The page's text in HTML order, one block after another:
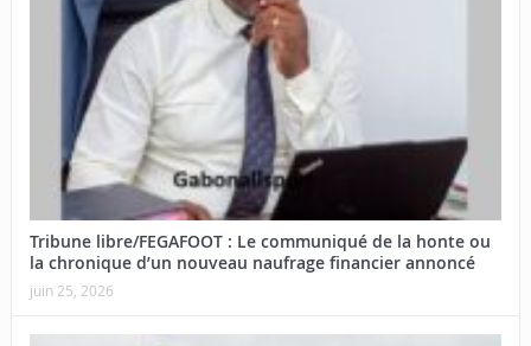
Tribune libre/FEGAFOOT : Le communiqué de la honte ou
la chronique d’un nouveau naufrage financier annoncé
juin 25, 2026